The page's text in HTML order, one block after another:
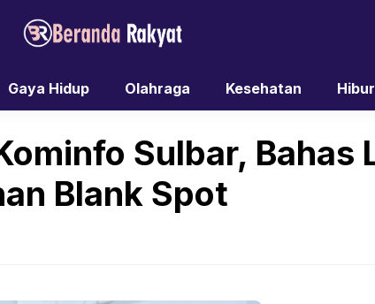
Gaya Hidup Olahraga Kesehatan
Sulbar, Bahas
Blank Spot